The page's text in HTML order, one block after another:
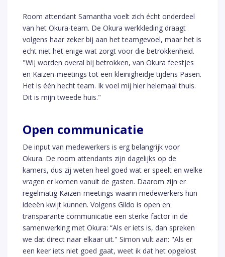
Room attendant Samantha voelt zich écht onderdeel
van het Okura-team. De Okura werkkleding draagt
volgens haar zeker bij aan het teamgevoel, maar het is
echt niet het enige wat zorgt voor die betrokkenheid.
"Wij worden overal bij betrokken, van Okura feestjes
en Kaizen-meetings tot een kleinigheidje tijdens Pasen.
Het is één hecht team. Ik voel mij hier helemaal thuis.
Dit is mijn tweede huis."
Open communicatie
De input van medewerkers is erg belangrijk voor
Okura. De room attendants zijn dagelijks op de
kamers, dus zij weten heel goed wat er speelt en welke
vragen er komen vanuit de gasten. Daarom zijn er
regelmatig Kaizen-meetings waarin medewerkers hun
ideeën kwijt kunnen. Volgens Gildo is open en
transparante communicatie een sterke factor in de
samenwerking met Okura: “Als er iets is, dan spreken
we dat direct naar elkaar uit." Simon vult aan: "Als er
een keer iets niet goed gaat, weet ik dat het opgelost